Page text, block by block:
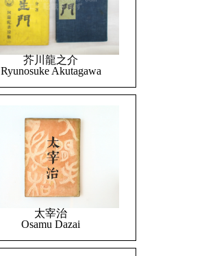
芥川龍之介
Ryunosuke Akutagawa
太宰治
Osamu Dazai